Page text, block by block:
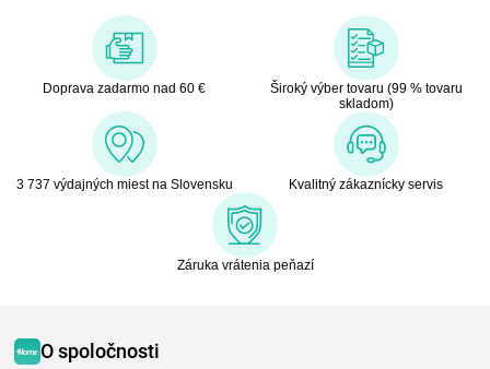
Doprava zadarmo nad 60 €
Široký výber tovaru (99 % tovaru
skladom)
3 737 výdajných miest na Slovensku Kvalitný zákaznícky servis
Záruka vrátenia peňazí
O spoločnosti